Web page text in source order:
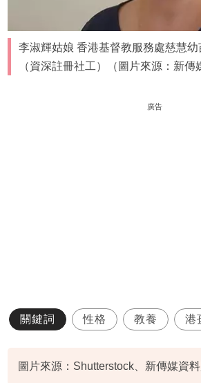
李淑輝姑娘 香港基督教服務處慈慧
（資深註冊社工）（圖片來源：新傳
廣告
關鍵詞 性格 教養 港
圖片來源：Shutterstock、新傳媒資